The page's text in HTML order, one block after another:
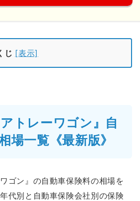
じ [表示]
トレーワゴン』自
場一覧《最新版》
ゴン』の自動車保険料の相場を
代別と自動車保険会社別の保険